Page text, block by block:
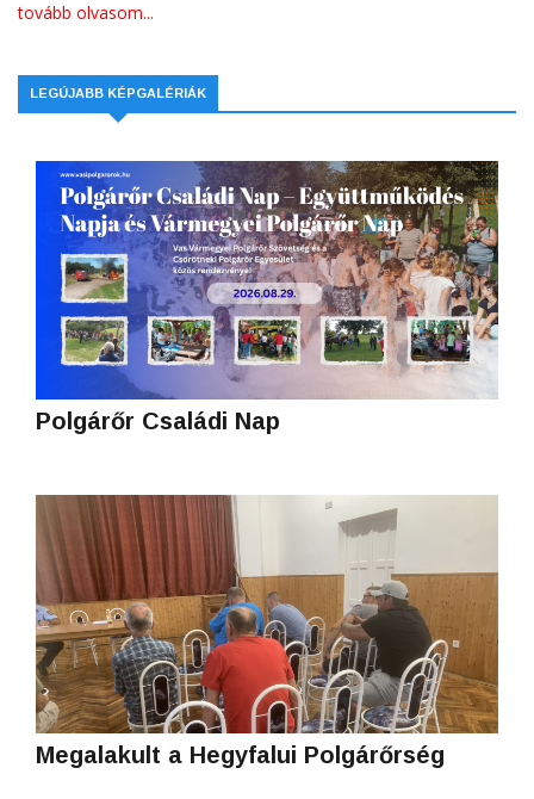
tovább olvasom...
LEGÚJABB KÉPGALÉRIÁK
Polgárőr Családi Nap
Megalakult a Hegyfalui Polgárőrség